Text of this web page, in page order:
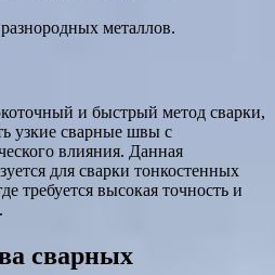
металлов.
и быстрый метод сварки,
узкие сварные швы с
влияния. Данная
для сварки тонкостенных
требуется высокая точность и
сварных